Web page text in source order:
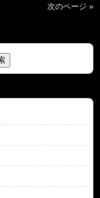
次のページ »